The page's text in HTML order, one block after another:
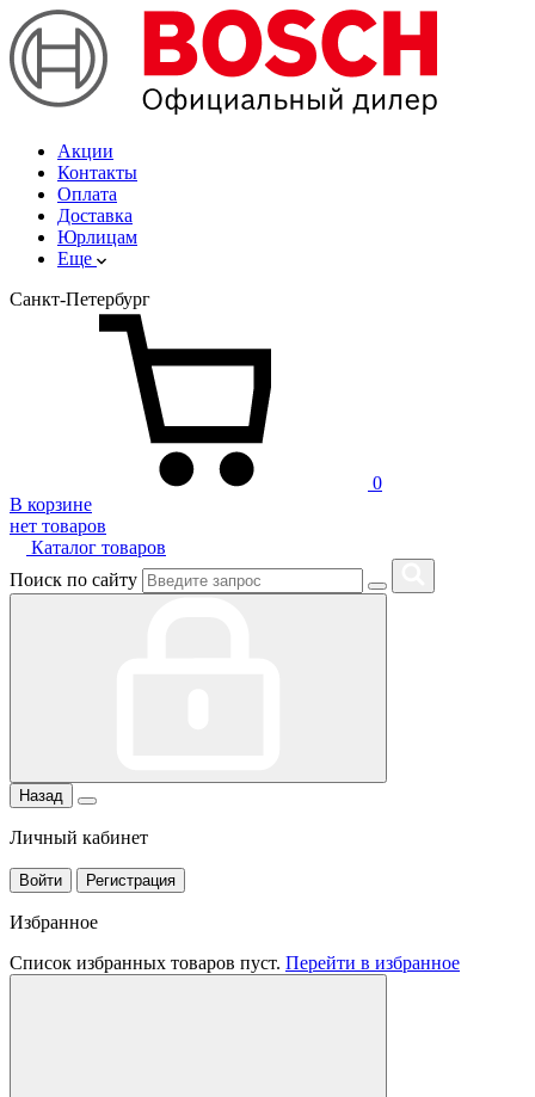
Акции
Контакты
Оплата
Доставка
Юрлицам
Еще
Санкт-Петербург
0
В корзине
нет товаров
Каталог товаров
Поиск по сайту
Назад
Личный кабинет
Войти Регистрация
Избранное
Список избранных товаров пуст. Перейти в избранное